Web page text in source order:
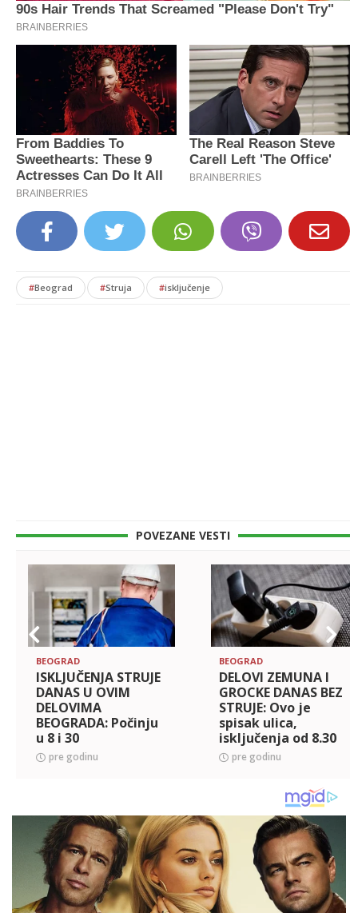
#Beograd #Struja #isključenje
POVEZANE VESTI
BEOGRAD
ISKLJUČENJA STRUJE
DANAS U OVIM
DELOVIMA
BEOGRADA: Počinju
u 8 i 30
pre godinu
BEOGRAD
DELOVI ZEMUNA I
GROCKE DANAS BEZ
STRUJE: Ovo je
spisak ulica,
isključenja od 8.30
satipre godinu